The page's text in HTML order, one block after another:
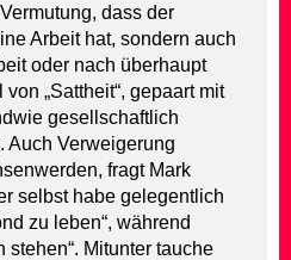
dass der
Arbeit hat, sondern auch
oder nach überhaupt
„Sattheit“, gepaart mit
gesellschaftlich
Auch Verweigerung
fragt Mark
selbst habe gelegentlich
zu leben“, während
stehen“. Mitunter tauche